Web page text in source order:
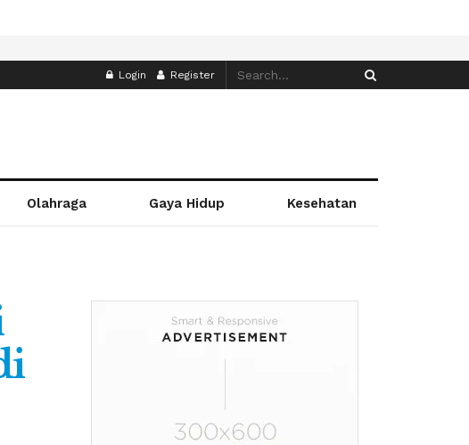
Login Register
Olahraga Gaya Hidup Kesehatan